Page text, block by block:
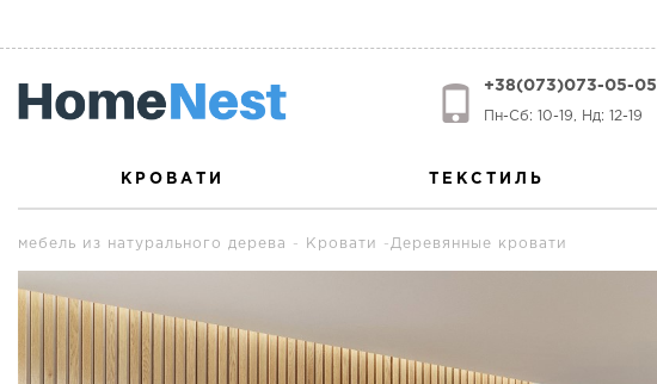
+38(073)073-05-05
Пн-Сб: 10-19, Нд: 12-19
КРОВАТИ ТЕКСТИЛЬ
мебель из натурального дерева Кровати Деревянные кровати